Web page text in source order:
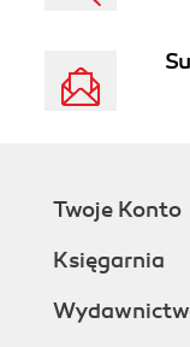
Twoje Konto
Księgarnia